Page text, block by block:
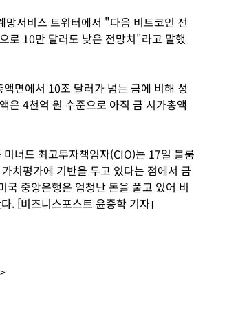
서비스 트위터에서 "다음 비트코인 전
로 10만 달러도 낮은 전망치"라고 말했
면에서 10조 달러가 넘는 금에 비해 성
은 4천억 원 수준으로 아직 금 시가총액
너드 최고투자책임자(CIO)는 17일 블룸
치평가에 기반을 두고 있다는 점에서 금
중앙은행은 엄청난 돈을 풀고 있어 비
. [비즈니스포스트 윤종학 기자]